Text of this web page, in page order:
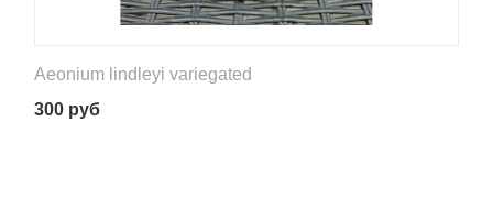
Aeonium lindleyi variegated
300 руб